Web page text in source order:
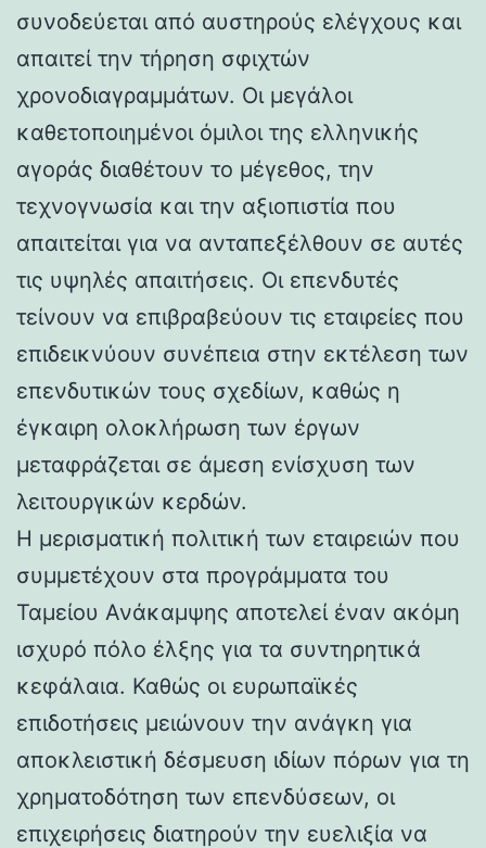
συνοδεύεται από αυστηρούς ελέγχους και
απαιτεί την τήρηση σφιχτών
χρονοδιαγραμμάτων. Οι μεγάλοι
καθετοποιημένοι όμιλοι της ελληνικής
αγοράς διαθέτουν το μέγεθος, την
τεχνογνωσία και την αξιοπιστία που
απαιτείται για να ανταπεξέλθουν σε αυτές
τις υψηλές απαιτήσεις. Οι επενδυτές
τείνουν να επιβραβεύουν τις εταιρείες που
επιδεικνύουν συνέπεια στην εκτέλεση των
επενδυτικών τους σχεδίων, καθώς η
έγκαιρη ολοκλήρωση των έργων
μεταφράζεται σε άμεση ενίσχυση των
λειτουργικών κερδών.
Η μερισματική πολιτική των εταιρειών που
συμμετέχουν στα προγράμματα του
Ταμείου Ανάκαμψης αποτελεί έναν ακόμη
ισχυρό πόλο έλξης για τα συντηρητικά
κεφάλαια. Καθώς οι ευρωπαϊκές
επιδοτήσεις μειώνουν την ανάγκη για
αποκλειστική δέσμευση ιδίων πόρων για τη
χρηματοδότηση των επενδύσεων, οι
επιχειρήσεις διατηρούν την ευελιξία να